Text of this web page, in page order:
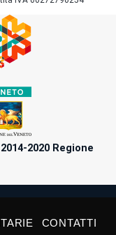
2020 Regione
CONTATTI